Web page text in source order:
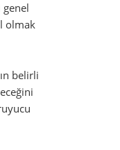
olmak
belirli